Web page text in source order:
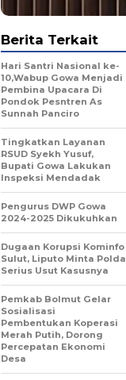
Berita Terkait
Hari Santri Nasional ke-
10,Wabup Gowa Menjadi
Pembina Upacara Di
Pondok Pesntren As
Sunnah Panciro
Tingkatkan Layanan
RSUD Syekh Yusuf,
Bupati Gowa Lakukan
Inspeksi Mendadak
Pengurus DWP Gowa
2024-2025 Dikukuhkan
Dugaan Korupsi Kominfo
Sulut, Liputo Minta Polda
Serius Usut Kasusnya
Pemkab Bolmut Gelar
Sosialisasi
Pembentukan Koperasi
Merah Putih, Dorong
Percepatan Ekonomi
Desa